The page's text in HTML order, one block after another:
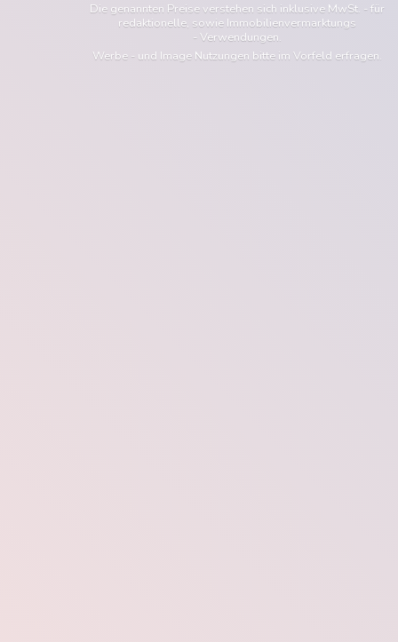
Die genannten Preise verstehen sich inklusive MwSt. - für
redaktionelle, sowie Immobilienvermarktungs
- Verwendungen.
Werbe - und Image Nutzungen bitte im Vorfeld erfragen.